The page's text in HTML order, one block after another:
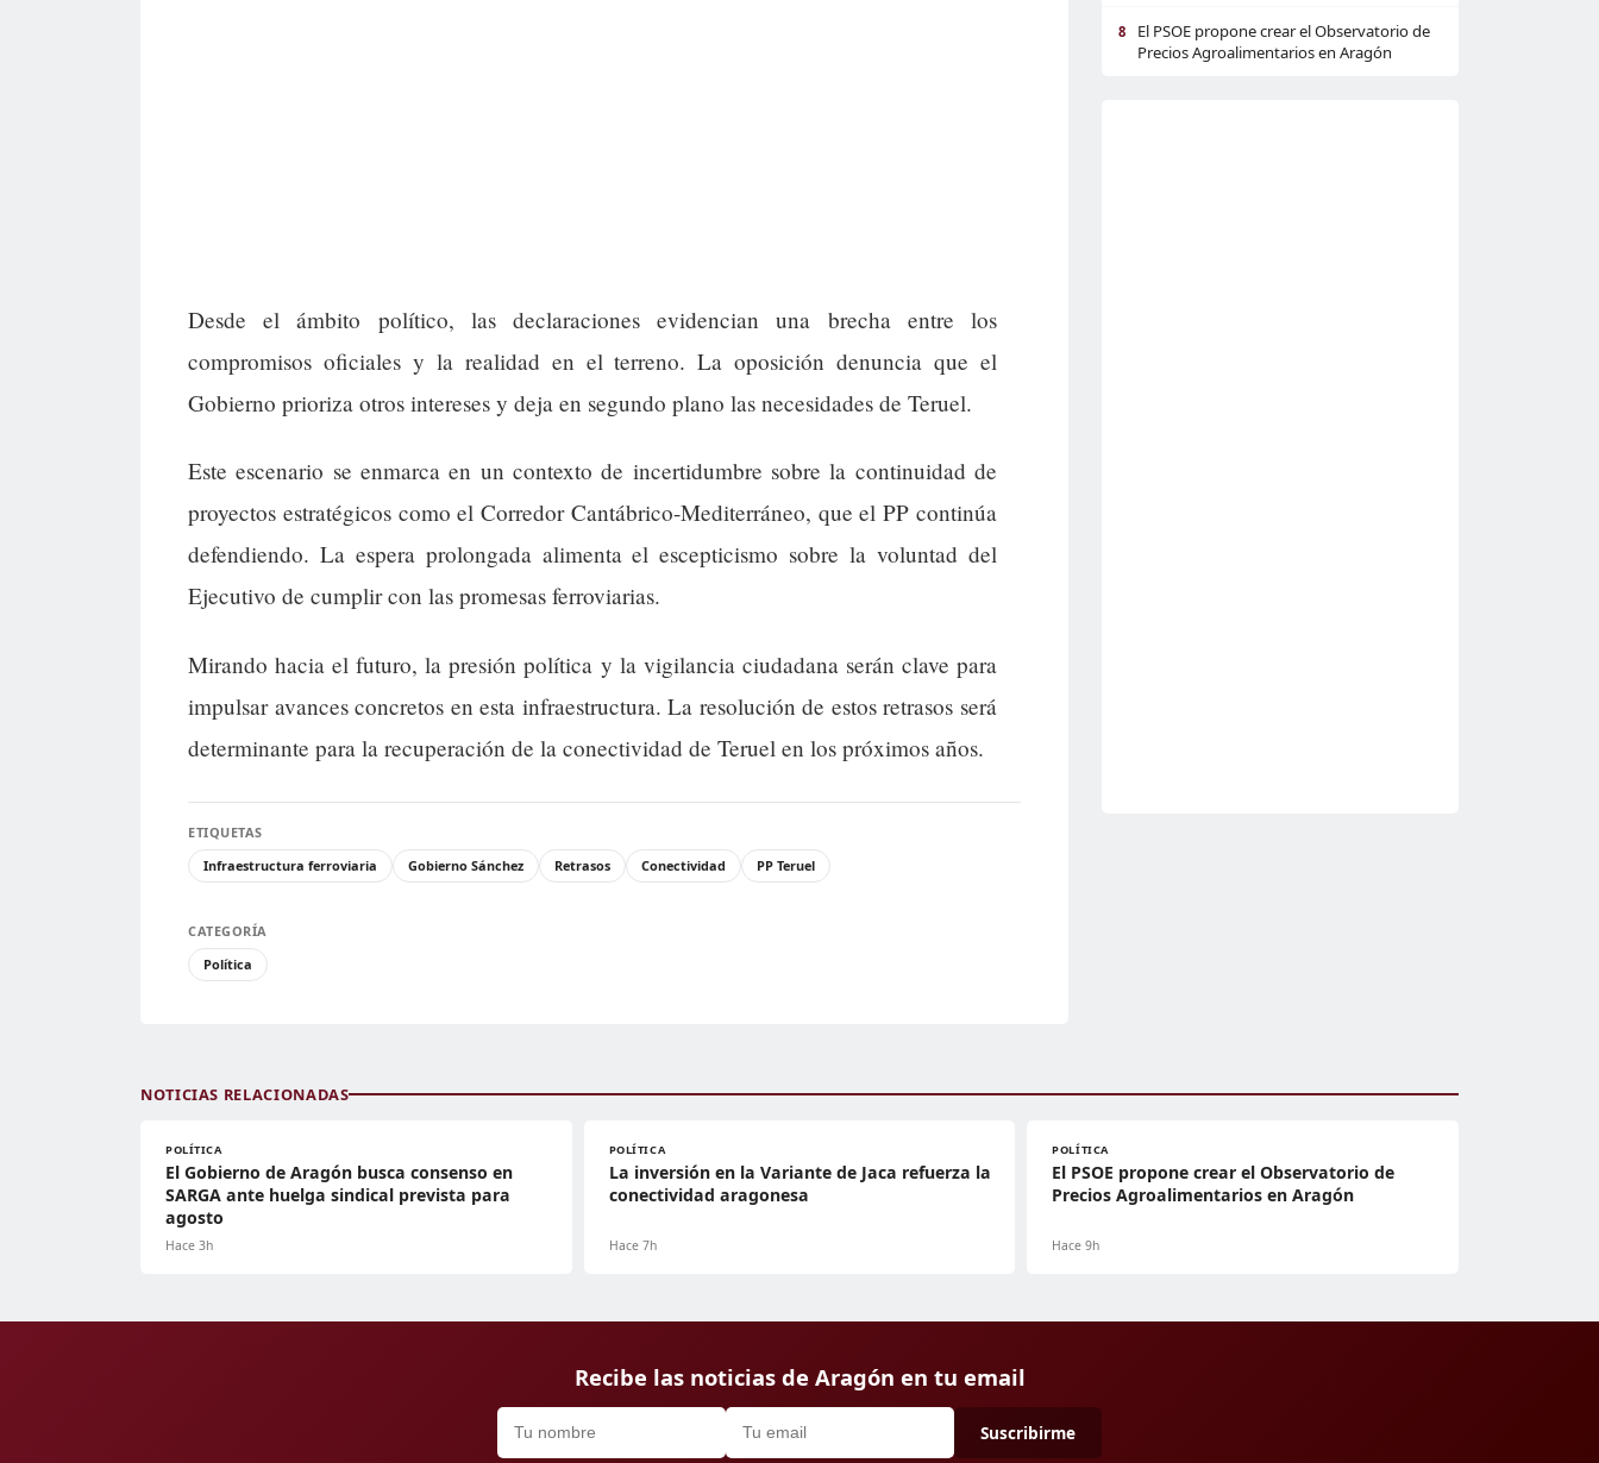
Desde el ámbito político, las declaraciones evidencian una brecha entre los
compromisos oficiales y la realidad en el terreno. La oposición denuncia que el
Gobierno prioriza otros intereses y deja en segundo plano las necesidades de Teruel.
Este escenario se enmarca en un contexto de incertidumbre sobre la continuidad de
proyectos estratégicos como el Corredor Cantábrico-Mediterráneo, que el PP continúa
defendiendo. La espera prolongada alimenta el escepticismo sobre la voluntad del
Ejecutivo de cumplir con las promesas ferroviarias.
Mirando hacia el futuro, la presión política y la vigilancia ciudadana serán clave para
impulsar avances concretos en esta infraestructura. La resolución de estos retrasos será
determinante para la recuperación de la conectividad de Teruel en los próximos años.
ETIQUETAS
Infraestructura ferroviaria
Gobierno Sánchez Retrasos Conectividad PP Teruel
CATEGORÍA
Política
8
El PSOE propone crear el Observatorio de
Precios Agroalimentarios en Aragón
NOTICIAS RELACIONADAS
POLÍTICA
El Gobierno de Aragón busca consenso en
SARGA ante huelga sindical prevista para
agosto
Hace 3h
POLÍTICA
La inversión en la Variante de Jaca refuerza la
conectividad aragonesa
Hace 7h
POLÍTICA
El PSOE propone crear el Observatorio de
Precios Agroalimentarios en Aragón
Hace 9h
Recibe las noticias de Aragón en tu email
Suscribirme